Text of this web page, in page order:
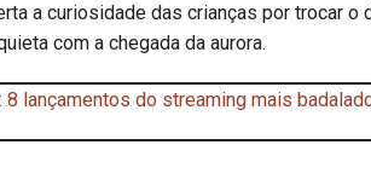
a curiosidade das crianças por trocar o
com a chegada da aurora.
8 lançamentos do streaming mais